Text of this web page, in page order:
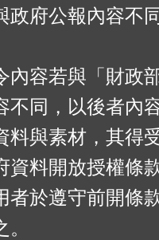
政府公報內容不
內容若與「財政
不同，以後者內
料與素材，其得
資料開放授權條
者於遵守前開條